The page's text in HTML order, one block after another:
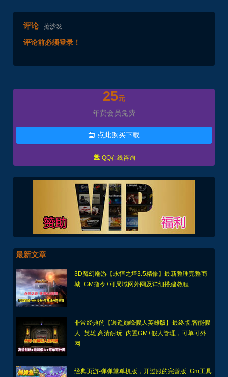
评论 抢沙发
评论前必须登录！
25元
年费会员免费
 点此购买下载
 QQ在线咨询
最新文章
3D魔幻端游【永恒之塔3.5精修】最新整理完整商
城+GM指令+可局域网外网及详细搭建教程
非常经典的【逍遥巅峰假人英雄版】最终版,智能假
人+英雄,高清耐玩+内置GM+假人管理，可单可外
网
经典页游-弹弹堂单机版，开过服的完善版+Gm工具